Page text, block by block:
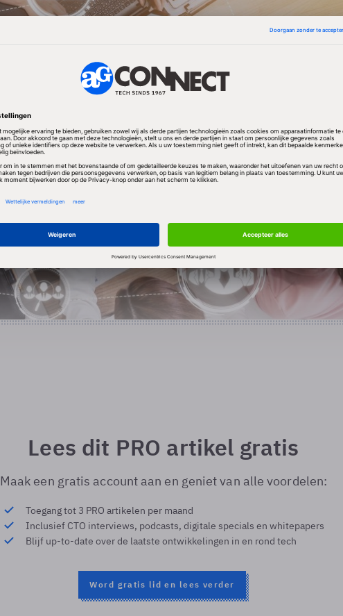
Lees dit PRO artikel gratis
Maak een gratis account aan en geniet van alle voordelen:
Toegang tot 3 PRO artikelen per maand
Inclusief CTO interviews, podcasts, digitale specials en whitepapers
Blijf up-to-date over de laatste ontwikkelingen in en rond tech
Word gratis lid en lees verder